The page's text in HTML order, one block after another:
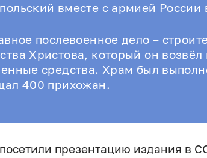
вместе с армией России
послевоенное дело –
Христова, который он возвёл
средства. Храм был
400 прихожан.
презентацию издания в